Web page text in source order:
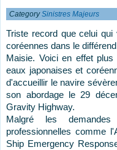
CategorySinistres Majeurs
Triste record que celui
coréennes dans le
Maisie. Voici en effet
eaux japonaises et
d'accueillir le navire
son abordage le 29
Gravity Highway.
Malgré les demandes
professionnelles comme
Ship Emergency